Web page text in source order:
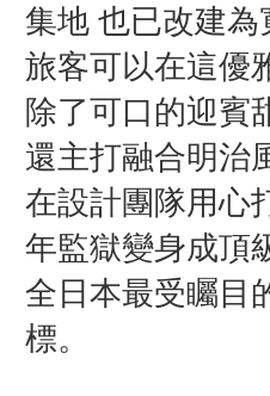
集地 也已改建為
旅客可以在這優
除了可口的迎賓
還主打融合明治
在設計團隊用心
年監獄變身成頂
全日本最受矚目
標。